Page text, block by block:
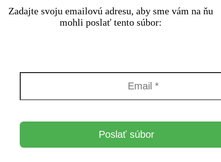
Zadajte svoju emailovú adresu, aby sme vám na ňu
mohli poslať tento súbor: